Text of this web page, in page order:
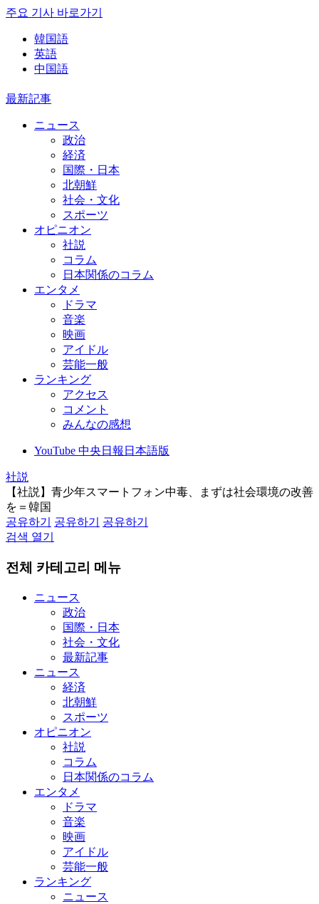
주요 기사 바로가기
韓国語
英語
中国語
最新記事
ニュース
政治
経済
国際・日本
北朝鮮
社会・文化
スポーツ
オピニオン
社説
コラム
日本関係のコラム
エンタメ
ドラマ
音楽
映画
アイドル
芸能一般
ランキング
アクセス
コメント
みんなの感想
YouTube 中央日報日本語版
社説
【社説】青少年スマートフォン中毒、まずは社会環境の改善
を＝韓国
공유하기
공유하기
공유하기
검색 열기
전체 카테고리 메뉴
ニュース
政治
国際・日本
社会・文化
最新記事
ニュース
経済
北朝鮮
スポーツ
オピニオン
社説
コラム
日本関係のコラム
エンタメ
ドラマ
音楽
映画
アイドル
芸能一般
ランキング
ニュース